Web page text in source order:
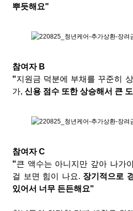
뿌듯해요"
참여자 B
"지원금 덕분에 부채를 꾸준히
가, 신용 점수 또한 상승해서 큰
참여자 C
"큰 액수는 아니지만 갚아 나가
걸 보면 힘이 나요. 장기적으로
있어서 너무 든든해요"